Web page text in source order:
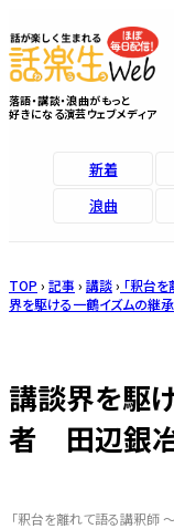
落語・講談・浪曲がもっと
好きになる演芸ウェブメディア
新着
浪曲
TOP › 記事 › 講談› 「釈台
界を駆ける一鶴イズムの継
講談界を駆
者 田辺銀冶
「釈台を離れて語る講釈師